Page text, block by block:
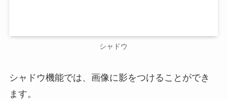
シャドウ
シャドウ機能では、画像に影をつけることができ
ます。